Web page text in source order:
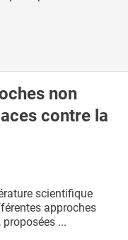
non
contre la
scientifique
approches
...